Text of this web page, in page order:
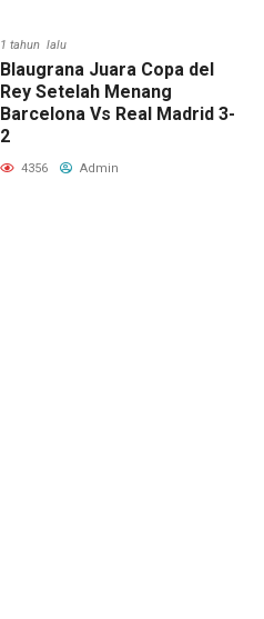
1 tahun lalu
Blaugrana Juara Copa del
Rey Setelah Menang
Barcelona Vs Real Madrid 3-
2
4356 Admin